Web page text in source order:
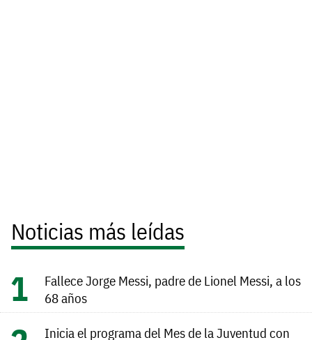
Noticias más leídas
Fallece Jorge Messi, padre de Lionel Messi, a los
68 años
Inicia el programa del Mes de la Juventud con